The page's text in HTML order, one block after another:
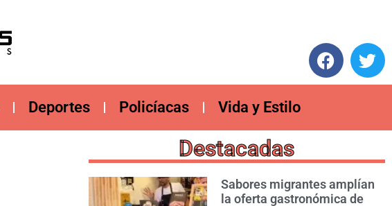
Deportes Policíacas Vida y Estilo
Destacadas
Sabores migrantes amplían
la oferta gastronómica de